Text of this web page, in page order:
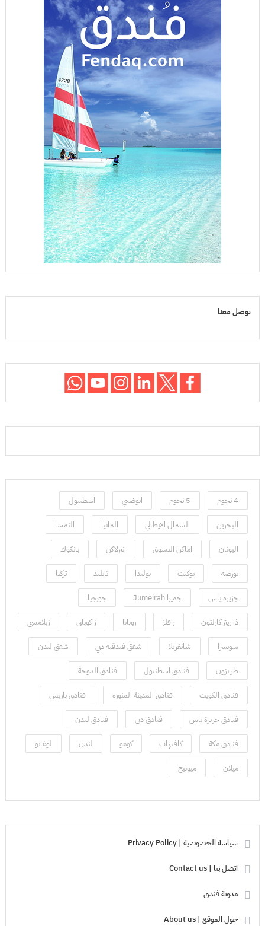
توصل معنا
4 نجوم 5 نجوم ابوضبي اسطنبول
البحرين الشمال الايطالي المانيا النمسا
اليونان اماكن التسوق انترلاكن بانكوك
بورصة بوكيت بولندا تايلند تركيا
جزيرة ياس جميرا Jumeirah جورجيا
ذا ريتز كارلتون رافلز روتانا زاكوباني زيلامسي
سويسرا شانغريلا شقق فندقية دبي شقق لندن
طرابزون فنادق اسطنبول فنادق الدوحة
فنادق الكويت فنادق المدينة المنورة فنادق باريس
فنادق جزيرة ياس فنادق دبي فنادق لندن
فنادق مكة كافيهات كومو لندن لوغانو
ميلان ميونيخ
سياسة الخصوصية | Privacy Policy
اتصل بنا | Contact us
مدونة فندق
حول الموقع | About us